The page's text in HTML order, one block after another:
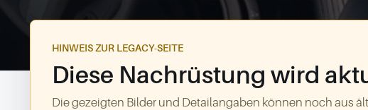
HINWEIS ZUR LEGACY-SEITE
Diese Nachrüstung wird
Die gezeigten Bilder und Detailangaben können noch aus